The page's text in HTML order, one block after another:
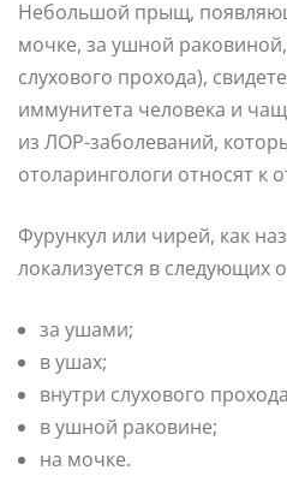
Небольшой прыщ,
мочке, за ушной
слухового прохода),
иммунитета человека и
из ЛОР-заболеваний,
отоларингологи относят к
Фурункул или чирей, как
локализуется в следующих
за ушами;
в ушах;
внутри слухового
в ушной раковине;
на мочке.